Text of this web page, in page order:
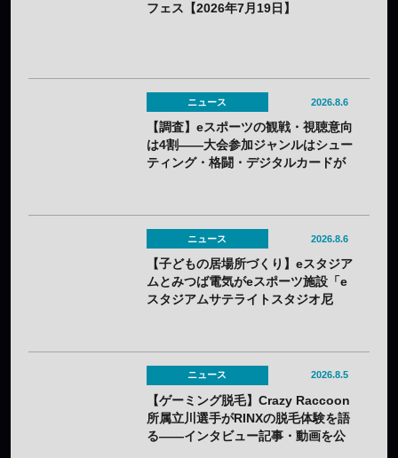
フェス【2026年7月19日】
ニュース 2026.8.6
【調査】eスポーツの観戦・視聴意向
は4割——大会参加ジャンルはシュー
ティング・格闘・デジタルカードが
ニュース 2026.8.6
【子どもの居場所づくり】eスタジア
ムとみつば電気がeスポーツ施設「e
スタジアムサテライトスタジオ尼
ニュース 2026.8.5
【ゲーミング脱毛】Crazy Raccoon
所属立川選手がRINXの脱毛体験を語
る——インタビュー記事・動画を公